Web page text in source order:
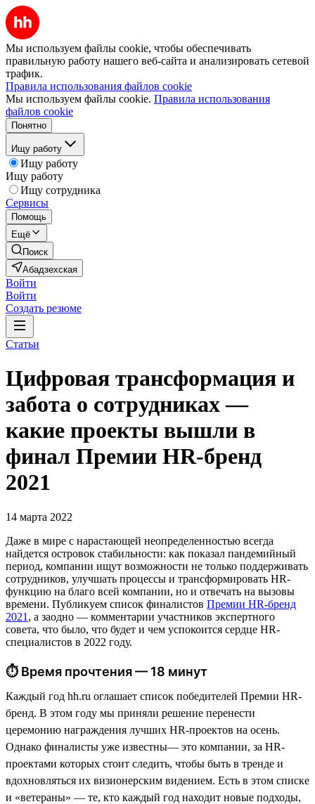
Мы используем файлы cookie, чтобы обеспечивать
правильную работу нашего веб-сайта и анализировать сетевой
трафик.
Правила использования файлов cookie
Мы используем файлы cookie. Правила использования
файлов cookie
Понятно
Ищу работу
Ищу работу
Ищу работу
Ищу сотрудника
Сервисы
Помощь
Ещё
Поиск
Абадзехская
Войти
Войти
Создать резюме
Статьи
Цифровая трансформация и
забота о сотрудниках —
какие проекты вышли в
финал Премии HR-бренд
2021
14 марта 2022
Даже в мире с нарастающей неопределенностью всегда
найдется островок стабильности: как показал пандемийный
период, компании ищут возможности не только поддерживать
сотрудников, улучшать процессы и трансформировать HR-
функцию на благо всей компании, но и отвечать на вызовы
времени. Публикуем список финалистов Премии HR-бренд
2021 , а заодно — комментарии участников экспертного
совета, что было, что будет и чем успокоится сердце HR-
специалистов в 2022 году.
⏱ Время прочтения — 18 минут
Каждый год hh.ru оглашает список победителей Премии HR-
бренд. В этом году мы приняли решение перенести
церемонию награждения лучших HR-проектов на осень.
Однако финалисты уже известны— это компании, за HR-
проектами которых стоит следить, чтобы быть в тренде и
вдохновляться их визионерским видением. Есть в этом списке
и «ветераны» — те, кто каждый год находит новые подходы,